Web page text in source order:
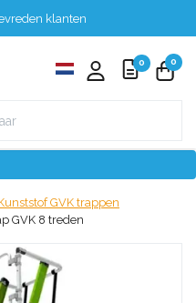
klanten
0 0
GVK trappen
GVK 8 treden